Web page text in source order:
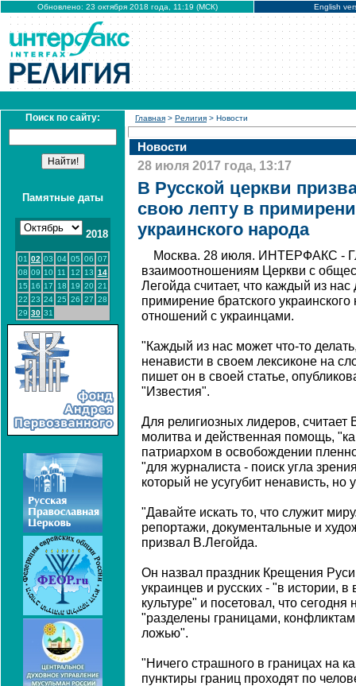
Обновлено: 23 октября 2018 года, 11:19 (МСК) English
Поиск по сайту:
Памятные даты
2018
01 02 03 04 05 06 07
08 09 10 11 12 13 14
15 16 17 18 19 20 21
22 23 24 25 26 27 28
29 30 31
Главная > Религия > Новости
Новости
28 июля 2017 года, 13:17
В Русской церкви
свою лепту в
украинского народа
Москва. 28 июля. ИНТЕРФАКС -
взаимоотношениям Церкви с
Легойда считает, что каждый из
примирение братского
отношений с украинцами.
"Каждый из нас может что-то
ненависти в своем лексиконе на
пишет он в своей статье,
"Известия".
Для религиозных лидеров, считает
молитва и действенная помощь,
патриархом в освобождении
"для журналиста - поиск угла
который не усугубит ненависть, но
"Давайте искать то, что служит
репортажи, документальные и
призвал В.Легойда.
Он назвал праздник Крещения
украинцев и русских - "в истории,
культуре" и посетовал, что сегодня
"разделены границами,
ложью".
"Ничего страшного в границах на
пунктиры границ проходят по